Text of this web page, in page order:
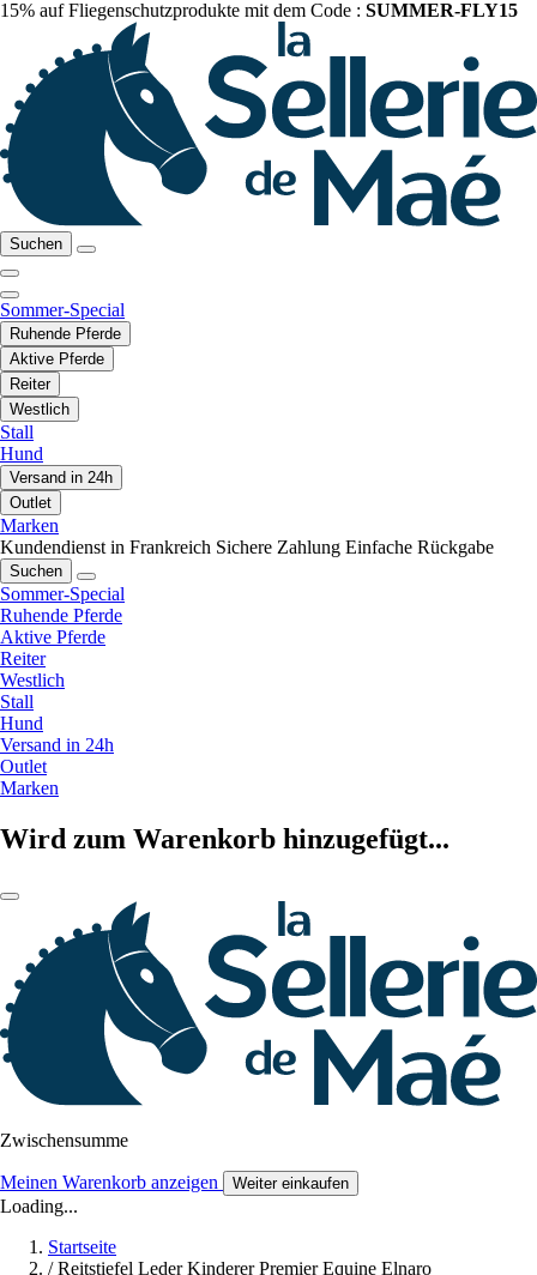
15% auf Fliegenschutzprodukte mit dem Code : SUMMER-FLY15
Suchen
Sommer-Special
Ruhende Pferde
Aktive Pferde
Reiter
Westlich
Stall
Hund
Versand in 24h
Outlet
Marken
Kundendienst in Frankreich Sichere Zahlung Einfache Rückgabe
Suchen
Sommer-Special
Ruhende Pferde
Aktive Pferde
Reiter
Westlich
Stall
Hund
Versand in 24h
Outlet
Marken
Wird zum Warenkorb hinzugefügt...
Zwischensumme
Meinen Warenkorb anzeigen Weiter einkaufen
Loading...
Startseite
/ Reitstiefel Leder Kinderer Premier Equine Elnaro